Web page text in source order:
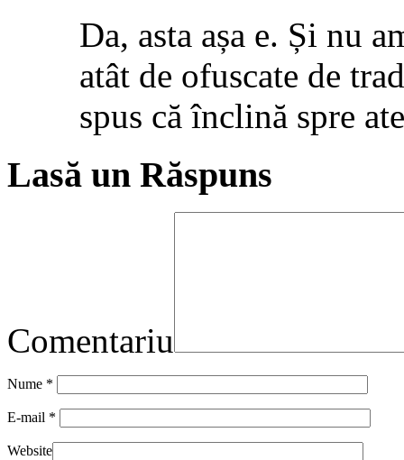
Da, asta așa e. Și nu
atât de ofuscate de
spus că înclină spre
Lasă un Răspuns
Comentariu
Nume *
E-mail *
Website